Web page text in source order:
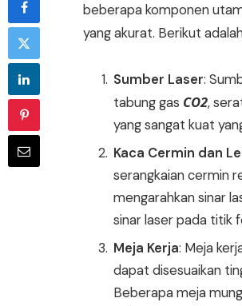
beberapa komponen
yang akurat. Berikut adalah
Sumber Laser:
tabung gas CO2,
yang sangat kuat
Kaca Cermin dan
serangkaian cermin
mengarahkan sinar
sinar laser pada titik
Meja Kerja: Meja
dapat disesuaikan
Beberapa meja